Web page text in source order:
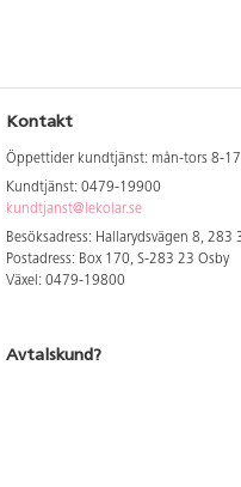
Kontakt
Öppettider kundtjänst: mån-tors 8-
Kundtjänst: 0479-19900
kundtjanst@lekolar.se
Besöksadress: Hallarydsvägen 8, 283
Postadress: Box 170, S-283 23 Osby
Växel: 0479-19800
Avtalskund?